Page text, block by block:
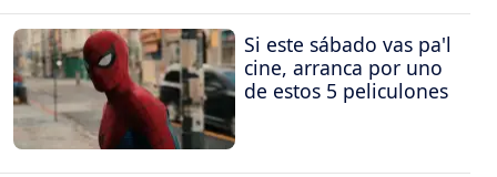
Si este sábado vas pa'l
cine, arranca por uno
de estos 5 peliculones